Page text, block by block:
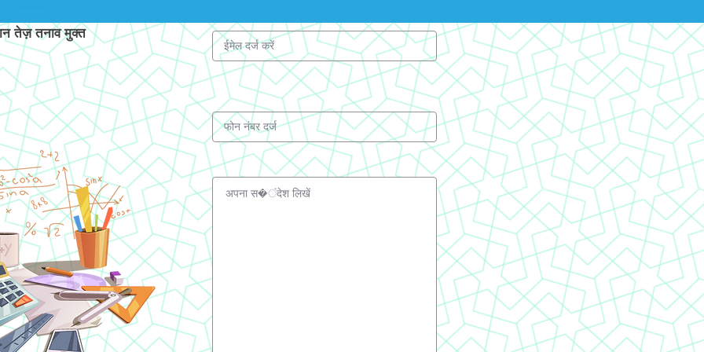
तेज़ तनाव मुक्त